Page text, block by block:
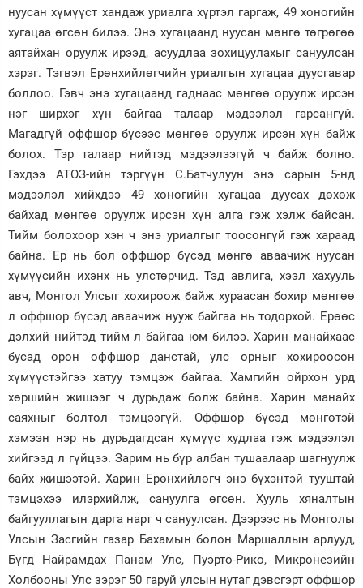
нуусан хүмүүст хандаж уриалга хүртэл гаргаж, 49 хоногийн
хугацаа өгсөн билээ. Энэ хугацаанд нуусан мөнгө төгрөгөө
аятайхан оруулж ирээд, асуудлаа зохицуулахыг сануулсан
хэрэг. Тэгвэл Ерөнхийлөгчийн уриалгын хугацаа дуусгавар
боллоо. Гэвч энэ хугацаанд гаднаас мөнгөө оруулж ирсэн
нэг ширхэг хүн байгаа талаар мэдээлэл гарсангүй.
Магадгүй оффшор бүсээс мөнгөө оруулж ирсэн хүн байж
болох. Тэр талаар нийтэд мэдээлээгүй ч байж болно.
Гэхдээ АТОЗ-ийн тэргүүн С.Батчулуун энэ сарын 5-нд
мэдээлэл хийхдээ 49 хоногийн хугацаа дуусах дөхөж
байхад мөнгөө оруулж ирсэн хүн алга гэж хэлж байсан.
Тийм болохоор хэн ч энэ уриалгыг тоосонгүй гэж хараад
байна. Ер нь бол оффшор бүсэд мөнгө аваачиж нуусан
хүмүүсийн ихэнх нь улстөрчид. Тэд авлига, хээл хахууль
авч, Монгол Улсыг хохироож байж хураасан бохир мөнгөө
л оффшор бүсэд аваачиж нууж байгаа нь тодорхой. Ерөөс
дэлхий нийтэд тийм л байгаа юм билээ. Харин манайхаас
бусад орон оффшор данстай, улс орныг хохироосон
хүмүүстэйгээ хатуу тэмцэж байгаа. Хамгийн ойрхон урд
хөршийн жишээг ч дурьдаж болж байна. Харин манайх
саяхныг болтол тэмцээгүй. Оффшор бүсэд мөнгөтэй
хэмээн нэр нь дурьдагдсан хүмүүс худлаа гэж мэдээлэл
хийгээд л гүйцээ. Зарим нь бүр албан тушаалаар шагнуулж
байх жишээтэй. Харин Ерөнхийлөгч энэ бүхэнтэй тууштай
тэмцэхээ илэрхийлж, сануулга өгсөн. Хууль хяналтын
байгууллагын дарга нарт ч сануулсан. Дээрээс нь Монголы
Улсын Засгийн газар Бахамын болон Маршаллын арлууд,
Бүгд Найрамдах Панам Улс, Пуэрто-Рико, Микронезийн
Холбооны Улс зэрэг 50 гаруй улсын нутаг дэвсгэрт оффшор